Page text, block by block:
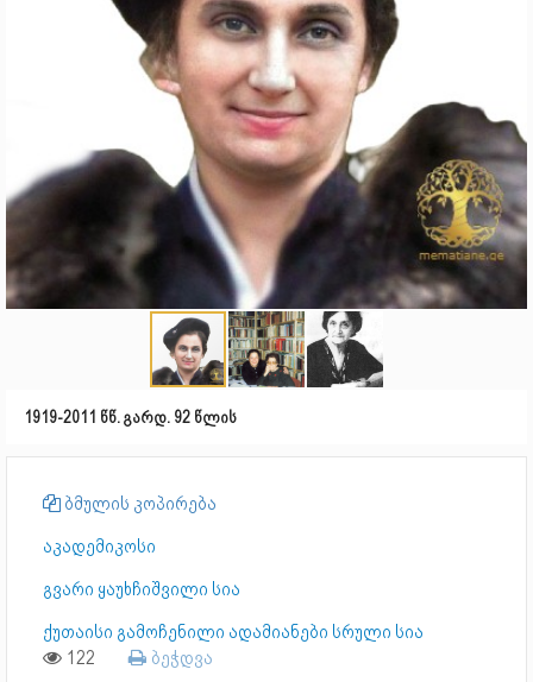
1919-2011 წწ. გარდ. 92 წლის
ბმულის კოპირება
აკადემიკოსი
გვარი ყაუხჩიშვილი სია
ქუთაისი გამოჩენილი ადამიანები სრული სია
122 ბეჭდვა